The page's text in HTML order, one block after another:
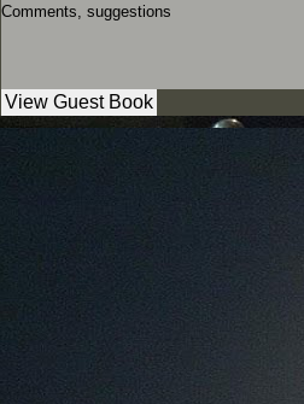
Comments, suggestions